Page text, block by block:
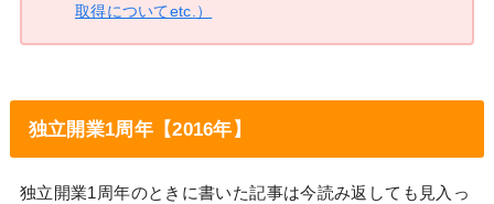
取得についてetc.）
独立開業1周年【2016年】
独立開業1周年のときに書いた記事は今読み返しても見入っ